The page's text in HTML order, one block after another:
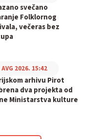
svečano
Folklornog
večeras bez
arhivu Pirot
dva projekta od
Ministarstva kulture
AVG 2026. 15:42